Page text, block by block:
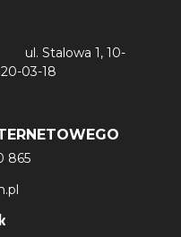
ul. Stalowa 1, 10-
03-18
865